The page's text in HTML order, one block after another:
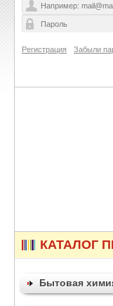
Забыли
Регистрация
КАТАЛОГ
Бытовая